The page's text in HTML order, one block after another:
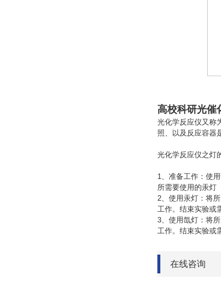
高校科研光催
光化学反应仪又称
照、以及反应容器
光化学反应仪之灯
1、准备工作：使
所需要使用的汞灯
2、使用汞灯：将
工作。结束实验或
3、使用氙灯：将
工作。结束实验或
在线咨询